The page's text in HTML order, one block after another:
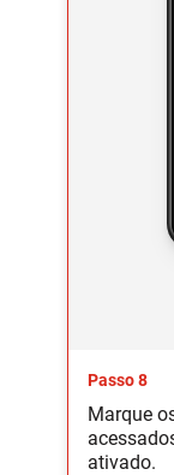
Passo 8
Marque
ativado.